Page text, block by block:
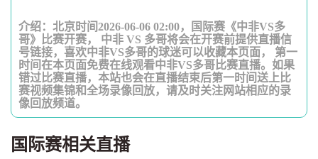
介绍：北京时间2026-06-06 02:00，国际赛《中非VS多
哥》比赛开赛， 中非 VS 多哥将会在开赛前提供直播信
号链接，喜欢中非VS多哥的球迷可以收藏本页面， 第一
时间在本页面免费在线观看中非VS多哥比赛直播。如果
错过比赛直播，本站也会在直播结束后第一时间送上比
赛视频集锦和全场录像回放，请及时关注网站相应的录
像回放频道。
国际赛相关直播